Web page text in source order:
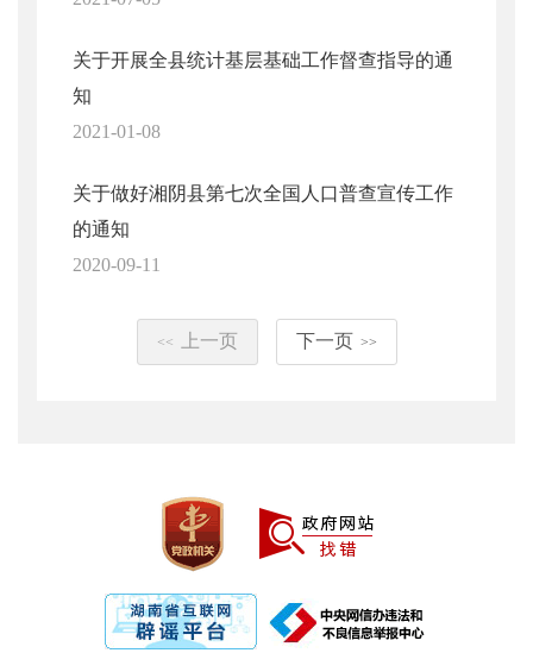
关于开展全县统计基层基础工作督查指导的通
知
2021-01-08
关于做好湘阴县第七次全国人口普查宣传工作
的通知
2020-09-11
<< 上一页 下一页 >>